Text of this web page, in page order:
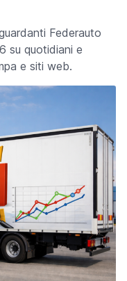
Federauto
su quotidiani e
e siti web.